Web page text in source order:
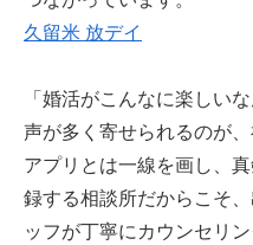
久留米 放デイ
「婚活がこんなに楽しい
声が多く寄せられるのが
アプリとは一線を画し、
録する相談所だからこそ
ッフが丁寧にカウンセリ